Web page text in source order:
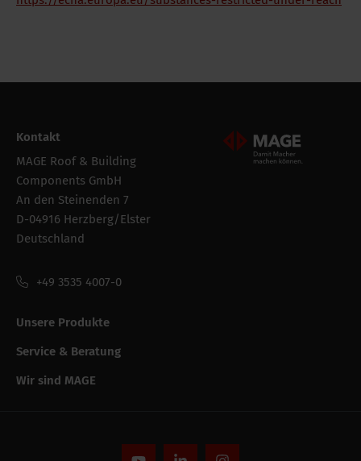
Mageroof Logo Footer
Kontakt
MAGE Roof & Building
Components GmbH
An den Steinenden 7
D-04916 Herzberg/Elster
Deutschland
+49 3535 4007-0
Unsere Produkte
Service & Beratung
Wir sind MAGE